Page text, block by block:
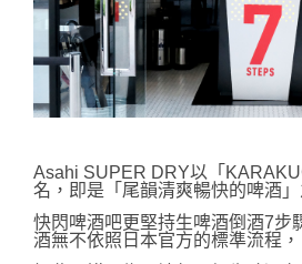
Asahi SUPER DRY以「
名， 即是「尾韻清爽暢快的啤酒」
快閃啤酒吧更堅持生啤酒倒酒7步
酒無不依照日本官方的標準流程，